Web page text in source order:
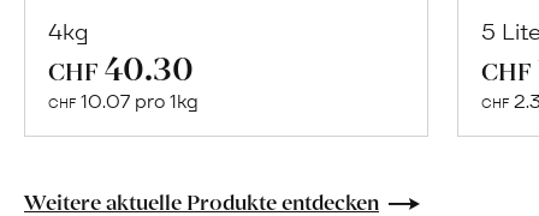
4kg
CHF 40.30
CHF 10.07 pro 1kg
Naturbelassene
Lebensmittel
5
CHF
CHF
Weitere aktuelle Produkte entdecken